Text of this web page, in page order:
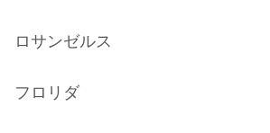
ロサンゼルス
フロリダ